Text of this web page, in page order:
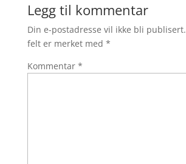
Legg til kommentar
Din e-postadresse vil ikke bli publisert.
felt er merket med *
Kommentar *